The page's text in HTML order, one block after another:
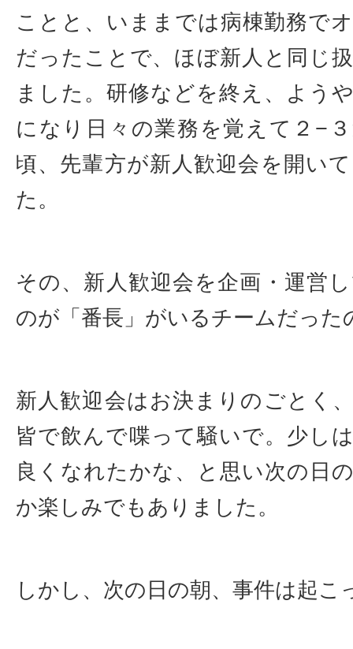
ことと、いままでは病棟勤務で
だったことで、ほぼ新人と同じ
ました。研修などを終え、よう
になり日々の業務を覚えて２−
頃、先輩方が新人歓迎会を開い
た。
その、新人歓迎会を企画・運営
のが「番長」がいるチームだった
新人歓迎会はお決まりのごとく
皆で飲んで喋って騒いで。少し
良くなれたかな、と思い次の日
か楽しみでもありました。
しかし、次の日の朝、事件は起こ